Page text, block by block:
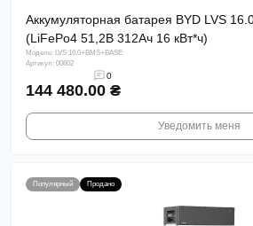
Аккумуляторная батарея BYD LVS
(LiFePo4 51,2В 312Aч 16 кВт*ч)
Модель: LVS 16.0+BMS+BASE
Артикул: 00602
0
144 480.00 ₴
Уведомить меня
Популярный Продано